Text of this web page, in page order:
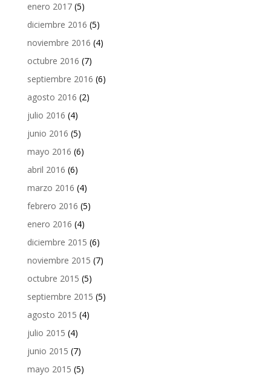
enero 2017(5)
diciembre 2016 (5)
noviembre 2016 (4)
octubre 2016 (7)
septiembre 2016 (6)
agosto 2016 (2)
julio 2016 (4)
junio 2016 (5)
mayo 2016 (6)
abril 2016 (6)
marzo 2016 (4)
febrero 2016 (5)
enero 2016 (4)
diciembre 2015 (6)
noviembre 2015 (7)
octubre 2015 (5)
septiembre 2015 (5)
agosto 2015 (4)
julio 2015 (4)
junio 2015 (7)
mayo 2015 (5)